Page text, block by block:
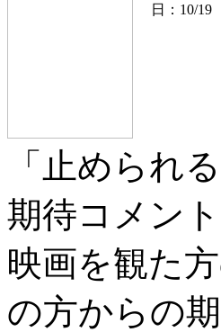
日：10/19
「止められ
期待コメント
映画を観た
の方からの